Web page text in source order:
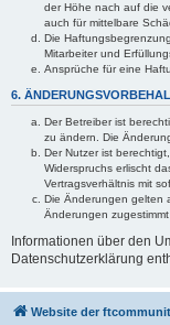
der Höhe nach auf die
auch für mittelbare
Die
Mitarbeiter und
Ansprüche für eine
6.
Der Betreiber ist
zu ändern. Die
Der Nutzer ist
Widerspruchs erlischt
Vertragsverhältnis mit
Die Änderungen gelten
Änderungen zugestimmt
Informationen über den
Datenschutzerklärung
Website der